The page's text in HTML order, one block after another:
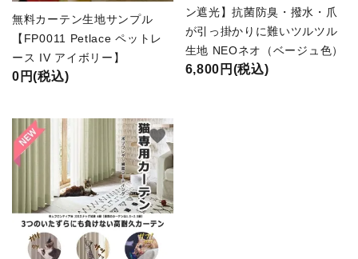
無料カーテン生地サンプル
【FP0011 Petlace ペットレ
ース IV アイボリー】
0円(税込)
ン遮光】抗菌防臭・撥水・爪
が引っ掛かりに難いツルツル
生地 NEOネオ（ベージュ色）
6,800円(税込)
favorite